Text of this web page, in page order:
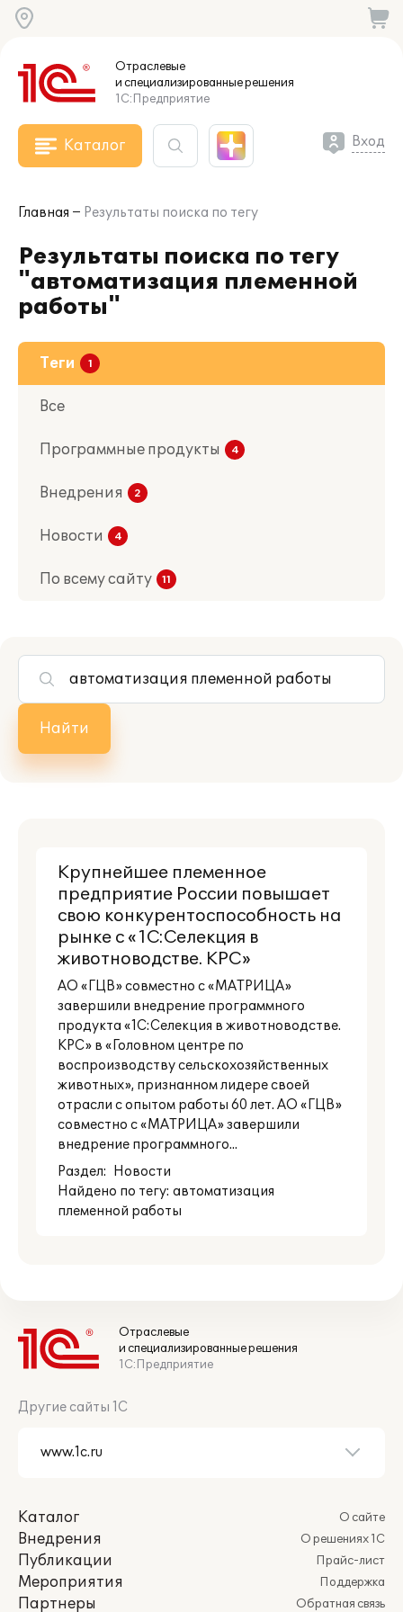
Отраслевые
и специализированныерешения
1С:Предприятие
Каталог Вход
Главная Результаты поиска по тегу
Результаты поиска по тегу
"автоматизация племенной
работы"
Все
Программные продукты
Внедрения
Новости
Теги
По всему сайту
Найти
Крупнейшее племенное
предприятие России повышает
свою конкурентоспособность на
рынке с «1С:Селекция в
животноводстве. КРС»
АО «ГЦВ» совместно с «МАТРИЦА»
завершили внедрение программного
продукта «1С:Селекция в животноводстве.
КРС» в «Головном центре по
воспроизводству сельскохозяйственных
животных», признанном лидере своей
отрасли с опытом работы 60 лет. АО «ГЦВ»
совместно с «МАТРИЦА» завершили
внедрение программного...
Раздел:
Новости
Найдено по тегу: автоматизация
племенной работы
Отраслевые
и специализированные решения
1С:Предприятие
Другие сайты 1С
Каталог
Внедрения
Публикации
Мероприятия
Партнеры
О сайте
О решениях 1С
Прайс-лист
Поддержка
Обратная связь